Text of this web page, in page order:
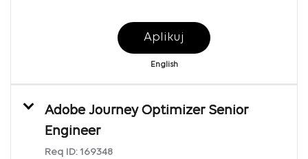
Aplikuj
English
Adobe Journey Optimizer Senior
Engineer
Req ID: 169348